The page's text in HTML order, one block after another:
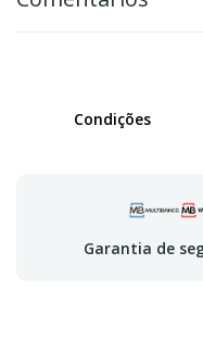
Condições
Garantia de